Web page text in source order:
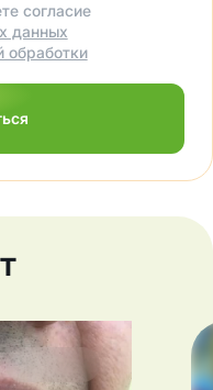
согласие
данных
обработки